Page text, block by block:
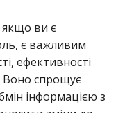
якщо ви є
є важливим
ефективності
Воно спрощує
інформацією з